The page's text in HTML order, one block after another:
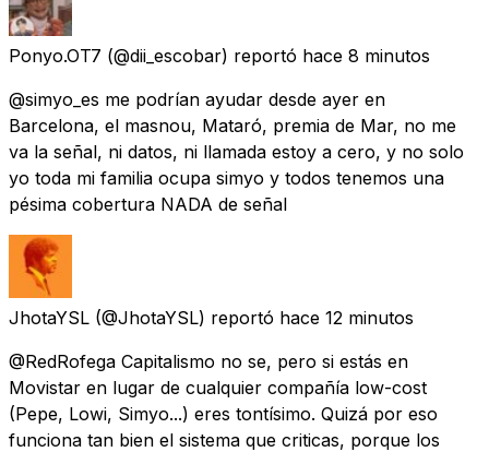
Ponyo.OT7 (@dii_escobar) reportó hace 8 minutos
@simyo_es me podrían ayudar desde ayer en
Barcelona, el masnou, Mataró, premia de Mar, no me
va la señal, ni datos, ni llamada estoy a cero, y no solo
yo toda mi familia ocupa simyo y todos tenemos una
pésima cobertura NADA de señal
JhotaYSL (@JhotaYSL) reportó hace 12 minutos
@RedRofega Capitalismo no se, pero si estás en
Movistar en lugar de cualquier compañía low-cost
(Pepe, Lowi, Simyo...) eres tontísimo. Quizá por eso
funciona tan bien el sistema que criticas, porque los